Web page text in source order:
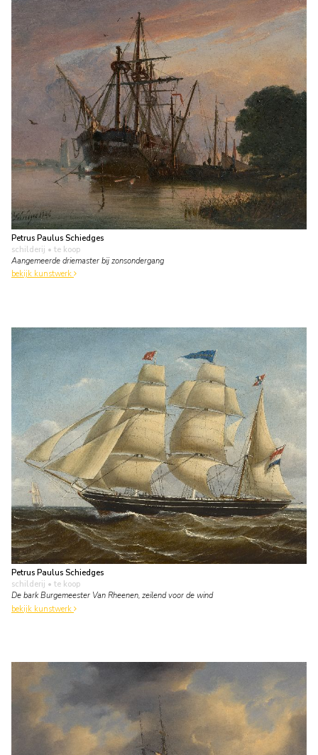
Petrus Paulus Schiedges
schilderij • te koop
Aangemeerde driemaster bij zonsondergang
bekijk kunstwerk
Petrus Paulus Schiedges
schilderij • te koop
De bark Burgemeester Van Rheenen, zeilend voor de wind
bekijk kunstwerk